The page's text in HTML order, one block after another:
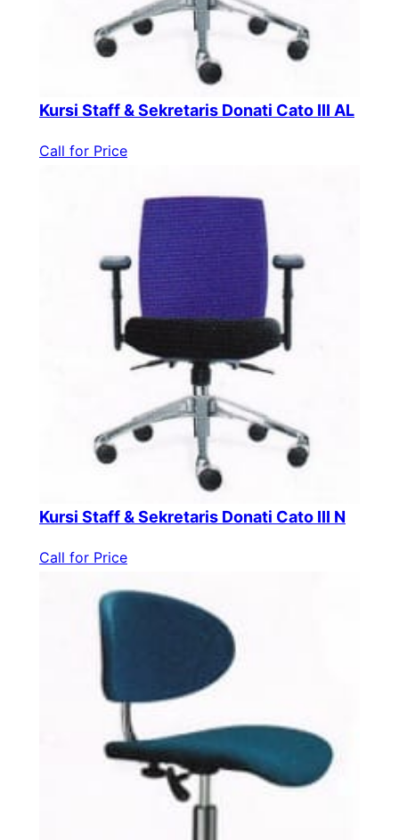
Kursi Staff & Sekretaris Donati Cato III AL
Call for Price
Kursi Staff & Sekretaris Donati Cato III N
Call for Price